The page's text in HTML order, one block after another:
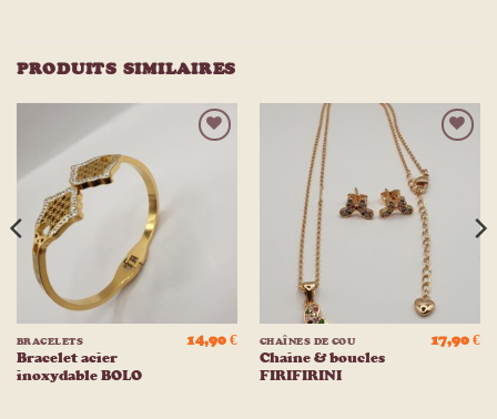
PRODUITS SIMILAIRES
BRACELETS
Bracelet acier
inoxydable BOLO
14,90€
d’envies
CHAÎNES DE COU
Chaine & boucles
FIRIFIRINI
17,90€